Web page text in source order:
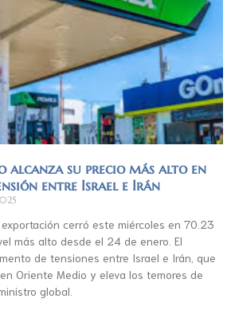
alcanza su precio más alto en
entre Israel e Irán
cerró este miércoles en 70.23
más alto desde el 24 de enero. El
de tensiones entre Israel e Irán, que
Oriente Medio y eleva los temores de
global.